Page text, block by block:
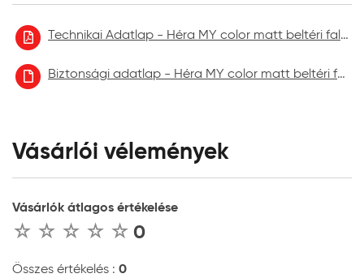
Technikai Adatlap - Héra MY color matt beltéri falfesték
Biztonsági adatlap - Héra MY color matt beltéri falfesték aktuális
Vásárlói vélemények
Vásárlók átlagos értékelése
0
Összes értékelés : 0